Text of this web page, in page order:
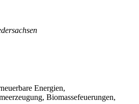
Energien,
Biomassefeuerungen,